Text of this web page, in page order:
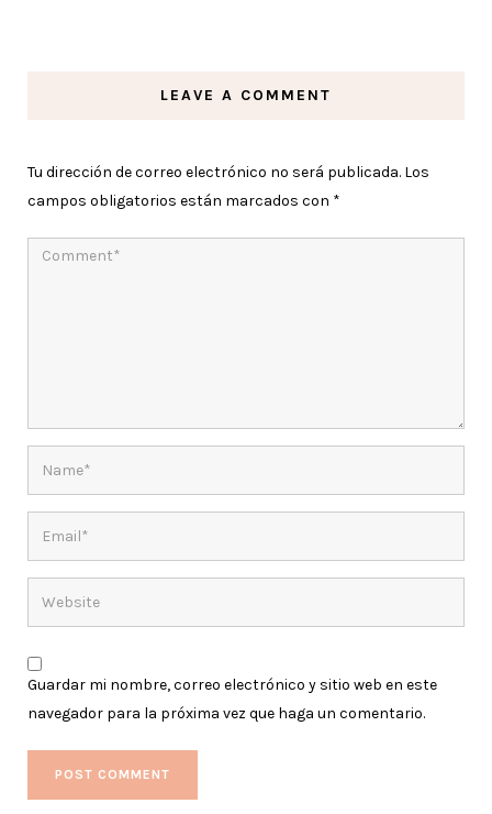
LEAVE A COMMENT
Tu dirección de correo electrónico no será publicada. Los
campos obligatorios están marcados con *
Guardar mi nombre, correo electrónico y sitio web en este
navegador para la próxima vez que haga un comentario.